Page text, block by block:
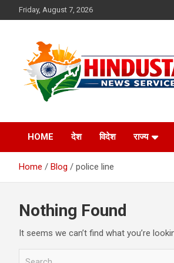
to
Friday, August 7, 2026
Hindustan
Service
HOME देश विदेश राज्य
Home Blog police line
Nothing Found
It seems we can’t find what you’re